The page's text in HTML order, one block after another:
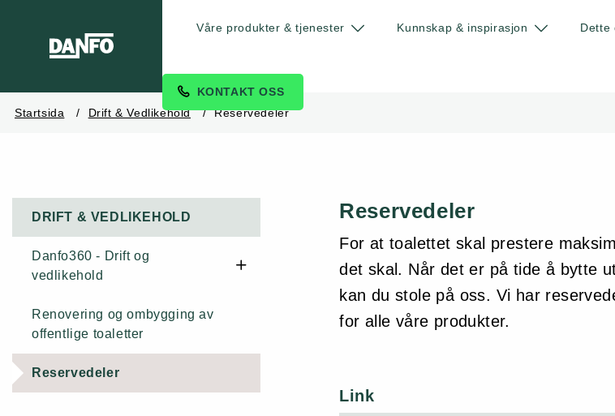
Våre produkter & tjenester Kunnskap & inspirasjon Dette
KONTAKT OSS
Startsida
Drift & Vedlikehold Reservedeler
DRIFT & VEDLIKEHOLD
Danfo360 - Drift og
vedlikehold
Renhold
Årlig Serviceavtale
Renovering og ombygging av
offentlige toaletter
Reservedeler
Reservedeler
For at toalettet skal prestere
det skal. Når det er på tide å bytte
kan du stole på oss. Vi har
for alle våre produkter.
Link